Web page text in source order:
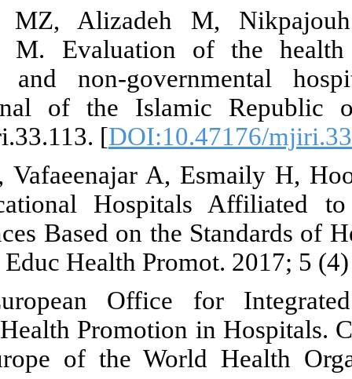
16.
Medical
10.34171/
17. Yousefi
General
Medical
. Iran J
18. WHO
Standards
Office for